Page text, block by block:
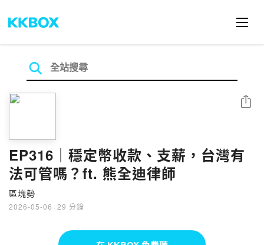
EP316｜穩定幣收款、支薪，台灣有
法可管嗎？ft. 熊全迪律師
區塊勢
2026-05-06 · 29 分鐘
分享